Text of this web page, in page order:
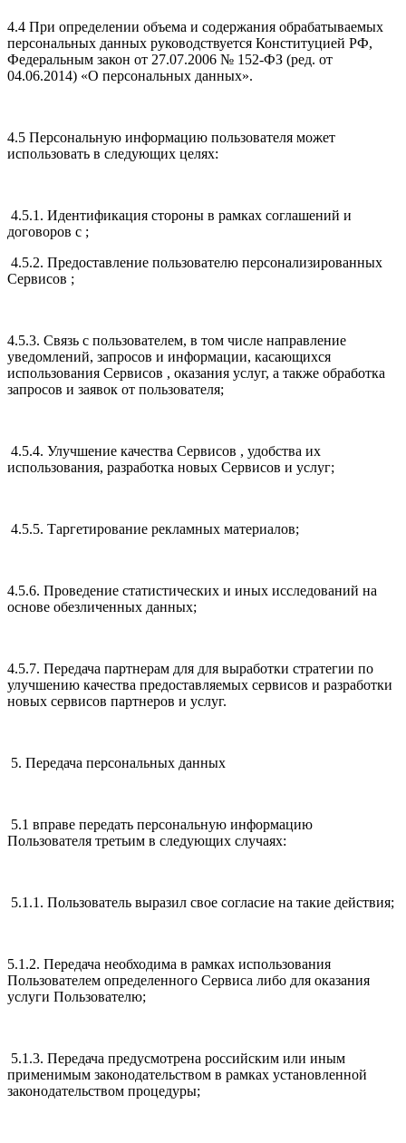
4.4 При определении объема и содержания обрабатываемых
персональных данных руководствуется Конституцией РФ,
Федеральным закон от 27.07.2006 № 152-ФЗ (ред. от
04.06.2014) «О персональных данных».
4.5 Персональную информацию пользователя может
использовать в следующих целях:
4.5.1. Идентификация стороны в рамках соглашений и
договоров с ;
4.5.2. Предоставление пользователю персонализированных
Сервисов ;
4.5.3. Связь с пользователем, в том числе направление
уведомлений, запросов и информации, касающихся
использования Сервисов , оказания услуг, а также обработка
запросов и заявок от пользователя;
4.5.4. Улучшение качества Сервисов , удобства их
использования, разработка новых Сервисов и услуг;
4.5.5. Таргетирование рекламных материалов;
4.5.6. Проведение статистических и иных исследований на
основе обезличенных данных;
4.5.7. Передача партнерам для для выработки стратегии по
улучшению качества предоставляемых сервисов и разработки
новых сервисов партнеров и услуг.
5. Передача персональных данных
5.1 вправе передать персональную информацию
Пользователя третьим в следующих случаях:
5.1.1. Пользователь выразил свое согласие на такие действия;
5.1.2. Передача необходима в рамках использования
Пользователем определенного Сервиса либо для оказания
услуги Пользователю;
5.1.3. Передача предусмотрена российским или иным
применимым законодательством в рамках установленной
законодательством процедуры;